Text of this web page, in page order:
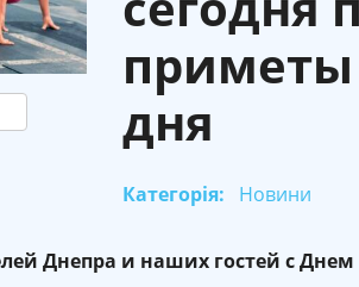
приметы
дня
Категорія: Новини
Днепра и наших гостей с Днем